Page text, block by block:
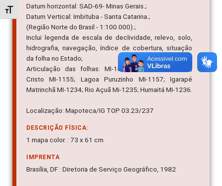
Alternar tamanho da fonte
Datum horizontal: SAD-69- Minas Gerais.;
Datum Vertical: Imbituba - Santa Catarina.;
(Região Norte do Brasil - 1:100.000).;
Inclui legenda de escala de declividade, relevo, solo,
hidrografia, navegação, índice de cobertura, situação
da folha no Estado;
Articulação das folhas: MI-1076; MI-1077; MI-1078;
Cristo MI-1155; Lagoa Puruzinho MI-1157; Igarapé
Matrinchã MI-1234; Rio Açuã Mi-1235; Humaitá MI-1236.
Localização: Mapoteca/IG TOP 03.23/237
DESCRIÇÃO FÍSICA:
1 mapa color. : 73 x 61 cm
IMPRENTA
Brasília, DF : Diretoria de Serviço Geográfico, 1982